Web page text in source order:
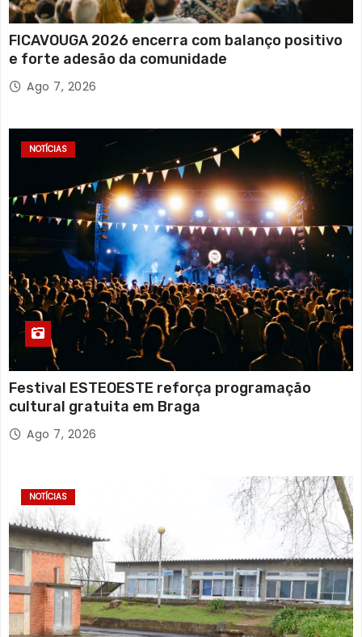
FICAVOUGA 2026 encerra com balanço positivo
e forte adesão da comunidade
Ago 7, 2026
NOTÍCIAS
Festival ESTEOESTE reforça programação
cultural gratuita em Braga
Ago 7, 2026
NOTÍCIAS